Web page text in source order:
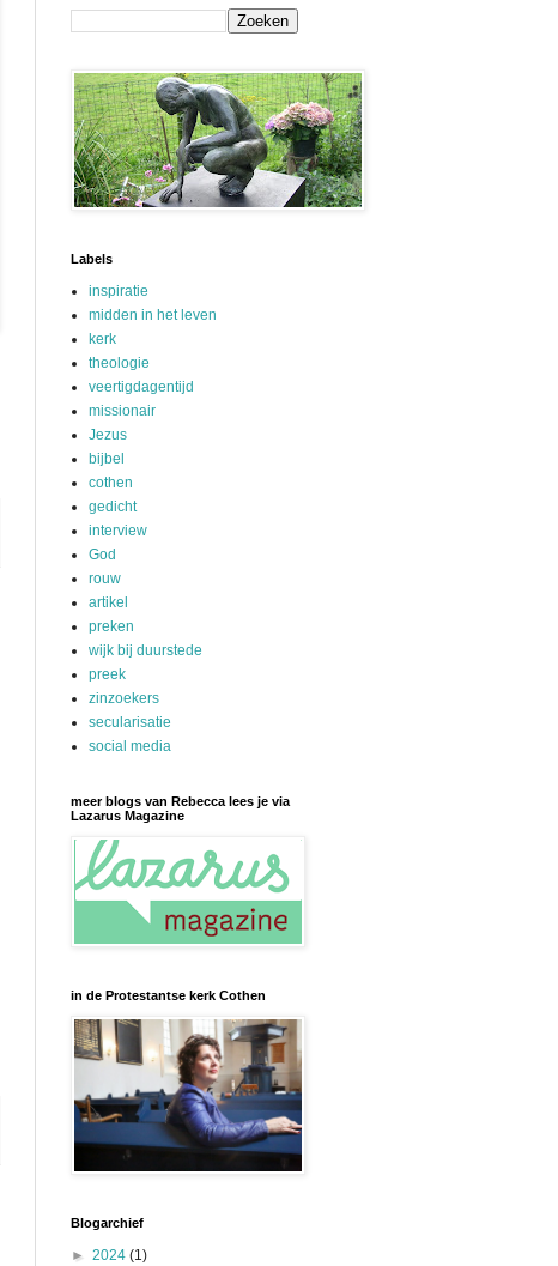
Labels
inspiratie
midden in het leven
kerk
theologie
veertigdagentijd
missionair
Jezus
bijbel
cothen
gedicht
interview
God
rouw
artikel
preken
wijk bij duurstede
preek
zinzoekers
secularisatie
social media
meer blogs van Rebecca lees je via
Lazarus Magazine
in de Protestantse kerk Cothen
Blogarchief
► 2024 (1)